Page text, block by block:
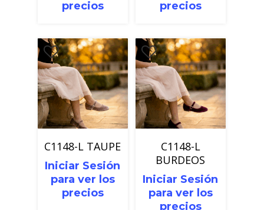
precios
precios
C1148-L TAUPE
Iniciar Sesión
para ver los
precios
C1148-L
BURDEOS
Iniciar Sesión
para ver los
precios